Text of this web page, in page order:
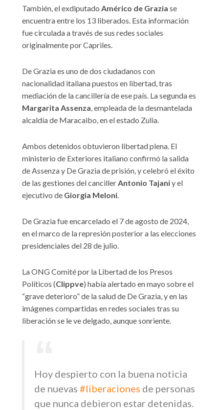
También, el exdiputado Américo de Grazia se
encuentra entre los 13 liberados. Esta información
fue circulada a través de sus redes sociales
originalmente por Capriles.
De Grazia es uno de dos ciudadanos con
nacionalidad italiana puestos en libertad, tras
mediación de la cancillería de ese país. La segunda es
Margarita Assenza, empleada de la desmantelada
alcaldía de Maracaibo, en el estado Zulia.
Ambos detenidos obtuvieron libertad plena. El
ministerio de Exteriores italiano confirmó la salida
de Assenza y De Grazia de prisión, y celebró el éxito
de las gestiones del cancillerAntonio Tajaniy el
ejecutivo de Giorgia Meloni.
De Grazia fue encarcelado el 7 de agosto de 2024,
en el marco de la represión posterior a las elecciones
presidenciales del 28 de julio.
La ONG Comité por la Libertad de los Presos
Políticos (Clippve) había alertado en mayo sobre el
“grave deterioro” de la salud de De Grazia, y en las
imágenes compartidas en redes sociales tras su
liberación se le ve delgado, aunque sonriente.
Hoy despierto con la buena noticia
de nuevas #liberaciones de personas
que nunca debieron estar detenidas.